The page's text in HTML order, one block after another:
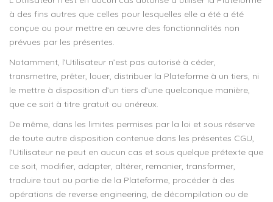
à des fins autres que celles pour lesquelles elle a été a été
conçue ou pour mettre en œuvre des fonctionnalités non
prévues par les présentes.
Notamment, l’Utilisateur n’est pas autorisé à céder,
transmettre, prêter, louer, distribuer la Plateforme à un tiers, ni
le mettre à disposition d’un tiers d’une quelconque manière,
que ce soit à titre gratuit ou onéreux.
De même, dans les limites permises par la loi et sous réserve
de toute autre disposition contenue dans les présentes CGU,
l’Utilisateur ne peut en aucun cas et sous quelque prétexte que
ce soit, modifier, adapter, altérer, remanier, transformer,
traduire tout ou partie de la Plateforme, procéder à des
opérations de reverse engineering, de décompilation ou de